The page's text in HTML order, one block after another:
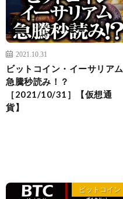
2021.10.31
ビットコイン・イーサリアム
急騰秒読み！？
［2021/10/31］【仮想通
貨】
ビットコイン